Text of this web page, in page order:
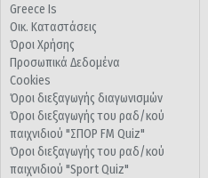
Greece Is
Οικ. Καταστάσεις
Όροι Χρήσης
Προσωπικά Δεδομένα
Cookies
Όροι διεξαγωγής διαγωνισμών
Όροι διεξαγωγής του ραδ/κού
παιχνιδιού "ΣΠΟΡ FM Quiz"
Όροι διεξαγωγής του ραδ/κού
παιχνιδιού "Sport Quiz"